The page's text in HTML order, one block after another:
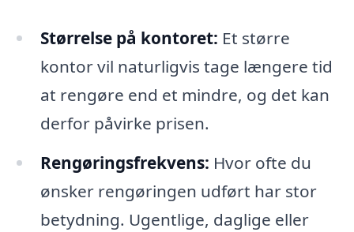
Størrelse på kontoret: Et større
kontor vil naturligvis tage længere tid
at rengøre end et mindre, og det kan
derfor påvirke prisen.
Rengøringsfrekvens: Hvor ofte du
ønsker rengøringen udført har stor
betydning. Ugentlige, daglige eller